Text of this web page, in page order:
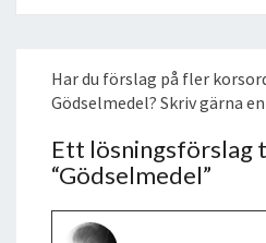
Har du förslag på fler
Gödselmedel? Skriv gärna
Ett lösningsförslag
“Gödselmedel”